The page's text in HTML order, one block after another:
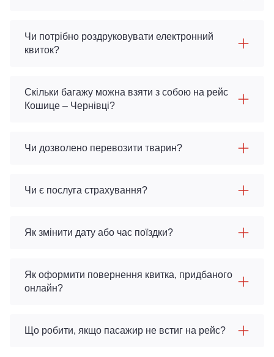
Чи потрібно роздруковувати електронний
квиток?
Скільки багажу можна взяти з собою на рейс
Кошице – Чернівці?
Чи дозволено перевозити тварин?
Чи є послуга страхування?
Як змінити дату або час поїздки?
Як оформити повернення квитка, придбаного
онлайн?
Що робити, якщо пасажир не встиг на рейс?